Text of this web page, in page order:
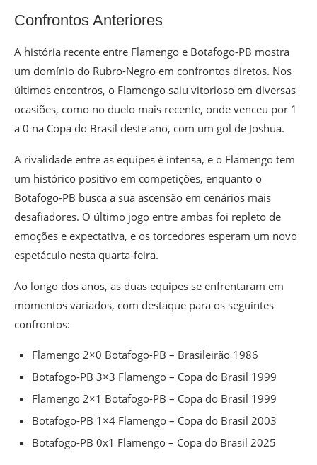
Confrontos Anteriores
A história recente entre Flamengo e Botafogo-PB mostra
um domínio do Rubro-Negro em confrontos diretos. Nos
últimos encontros, o Flamengo saiu vitorioso em diversas
ocasiões, como no duelo mais recente, onde venceu por 1
a 0 na Copa do Brasil deste ano, com um gol de Joshua.
A rivalidade entre as equipes é intensa, e o Flamengo tem
um histórico positivo em competições, enquanto o
Botafogo-PB busca a sua ascensão em cenários mais
desafiadores. O último jogo entre ambas foi repleto de
emoções e expectativa, e os torcedores esperam um novo
espetáculo nesta quarta-feira.
Ao longo dos anos, as duas equipes se enfrentaram em
momentos variados, com destaque para os seguintes
confrontos:
Flamengo 2×0 Botafogo-PB – Brasileirão 1986
Botafogo-PB 3×3 Flamengo – Copa do Brasil 1999
Flamengo 2×1 Botafogo-PB – Copa do Brasil 1999
Botafogo-PB 1×4 Flamengo – Copa do Brasil 2003
Botafogo-PB 0x1 Flamengo – Copa do Brasil 2025